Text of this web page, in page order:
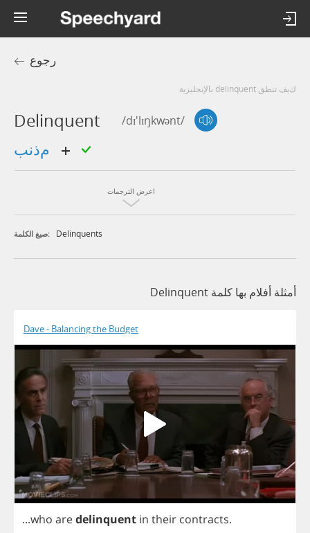
رجوع
كيف تنطق delinquent بالإنجليزية
Delinquent /dɪ'lɪŋkwənt/
اعرض الترجمات
صيغ الكلمة: Delinquents
أمثلة أفلام بها كلمة Delinquent
Dave - Balancing the Budget
...who aredelinquent in their contracts.